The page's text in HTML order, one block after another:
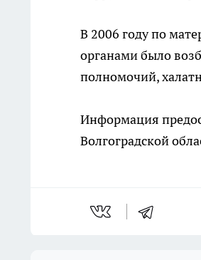
В 2006 году по
органами было
полномочий,
Информация
Волгоградской